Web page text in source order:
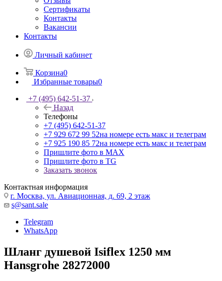
Сертификаты
Контакты
Вакансии
Контакты
Личный кабинет
Корзина0
Избранные товары0
+7 (495) 642-51-37
Назад
Телефоны
+7 (495) 642-51-37
+7 929 672 99 52на номере есть макс и телеграм
+7 925 190 85 72на номере есть макс и телеграм
Пришлите фото в MAX
Пришлите фото в TG
Заказать звонок
Контактная информация
г. Москва, ул. Авиационная, д. 69, 2 этаж
s@sant.sale
Telegram
WhatsApp
Шланг душевой Isiflex 1250 мм
Hansgrohe 28272000